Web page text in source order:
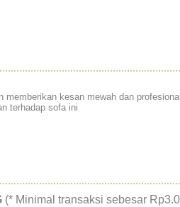
memberikan kesan mewah dan
terhadap sofa ini
(* Minimal transaksi sebesar